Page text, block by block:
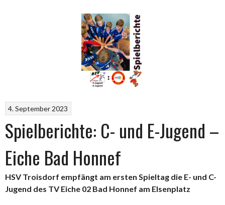
4. September 2023
Spielberichte: C- und E-Jugend –
Eiche Bad Honnef
HSV Troisdorf empfängt am ersten Spieltag die E- und C-
Jugend des TV Eiche 02 Bad Honnef am Elsenplatz